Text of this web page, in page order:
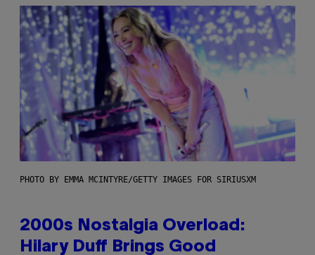
PHOTO BY EMMA MCINTYRE/GETTY IMAGES FOR SIRIUSXM
2000s Nostalgia Overload:
Hilary Duff Brings Good